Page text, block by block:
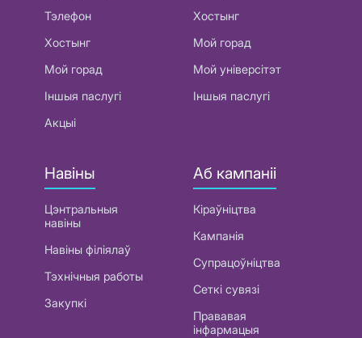
Тэлефон
Хостынг
Мой горад
Іншыя паслугі
Акцыі
Хостынг
Мой горад
Мой універсітэт
Іншыя паслугі
Навіны
Цэнтральныя
навіны
Навіны філіялаў
Тэхнічныя работы
Закупкі
Аб кампаніі
Кіраўніцтва
Кампанія
Супрацоўніцтва
Сеткі сувязі
Прававая
інфармацыя